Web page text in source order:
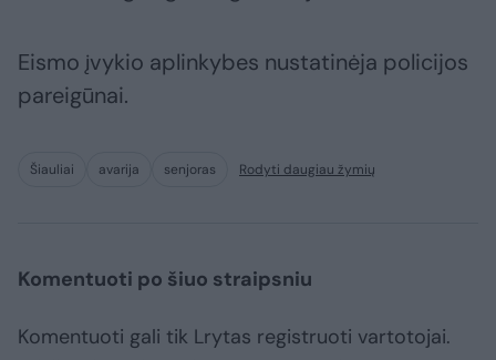
Eismo įvykio aplinkybes nustatinėja policijos
pareigūnai.
Šiauliai avarija senjoras Rodyti daugiau žymių
Komentuoti po šiuo straipsniu
Komentuoti gali tik Lrytas registruoti vartotojai.